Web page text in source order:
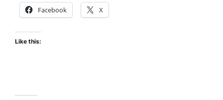
Facebook X
Like this: